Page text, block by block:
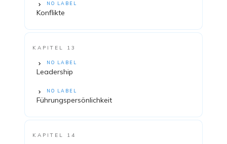
NO LABEL
Konflikte
KAPITEL 13
NO LABEL
Leadership
NO LABEL
Führungspersönlichkeit
KAPITEL 14